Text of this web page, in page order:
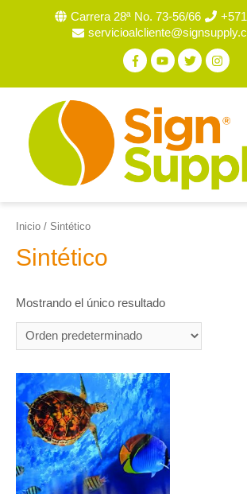
Carrera 28ª No. 73-56/66
Inicio / Sintético
Sintético
Mostrando el único resultado